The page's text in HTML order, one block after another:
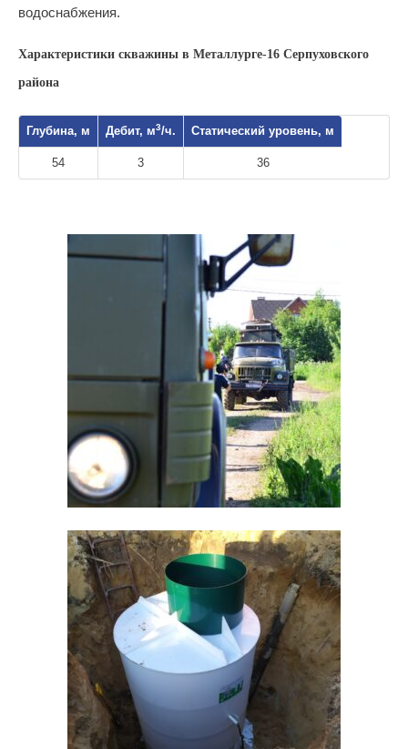
водоснабжения.
Характеристики скважины в Металлурге-16 Серпуховского
района
Глубина, м Дебит, м3/ч. Статический уровень, м
54 3 36